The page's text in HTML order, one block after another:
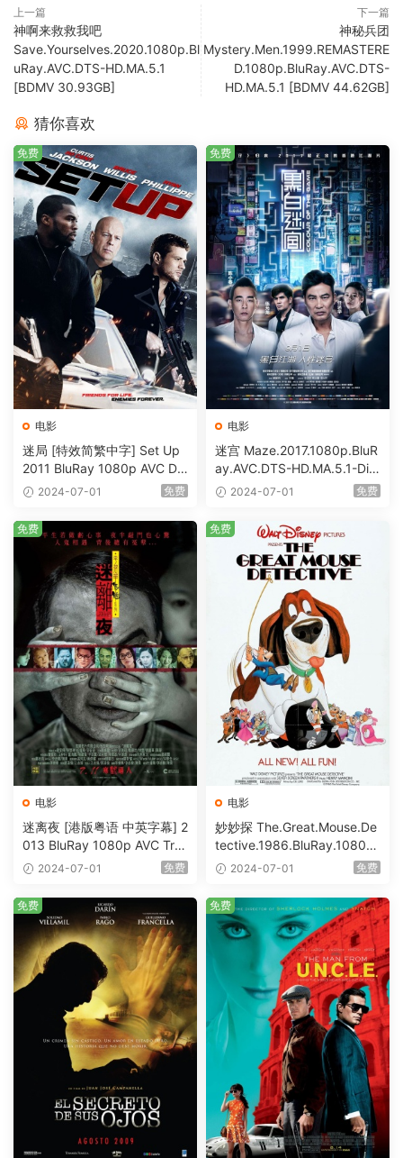
上一篇
神啊来救救我吧
Save.Yourselves.2020.1080p.Bl
uRay.AVC.DTS-HD.MA.5.1
[BDMV 30.93GB]
下一篇
神秘兵团
Mystery.Men.1999.REMASTERE
D.1080p.BluRay.AVC.DTS-
HD.MA.5.1 [BDMV 44.62GB]
猜你喜欢
电影
迷局 [特效简繁中字] Set Up
2011 BluRay 1080p AVC DT
S-HD MA5.1-shhaclm@CHD
2024-07-01 免费
免费
电影
迷宫 Maze.2017.1080p.BluR
ay.AVC.DTS-HD.MA.5.1-DiY
@HDHome [BDISO 19.7GB]
2024-07-01 免费
免费
电影
迷离夜 [港版粤语 中英字幕] 2
013 BluRay 1080p AVC Tru
eHD5.1 [BDISO 22.64GB]
2024-07-01 免费
免费
电影
妙妙探 The.Great.Mouse.De
tective.1986.BluRay.1080p.
AVC.DTS-HD.MA.5.1-HDHo
2024-07-01 免费
免费
免费 免费